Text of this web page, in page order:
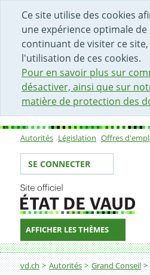
Ce site utilise des cookies
une expérience optimale de
continuant de visiter ce
l'utilisation de ces cookies.
Pour en savoir plus sur
désactiver, ainsi que sur
matière de protection des
DÉBUT DU CONTENU DE LA
ACCÈS AU CHAMP DE
PAGE D'ACCUEIL
FORMULAIRE DE CONTACT
Sous-navigation
Autorités Législation Offres
Votre identité
SE CONNECTER
AFFICHER LES THÈMES
Fil d'Ariane
vd.ch Autorités Grand Conseil